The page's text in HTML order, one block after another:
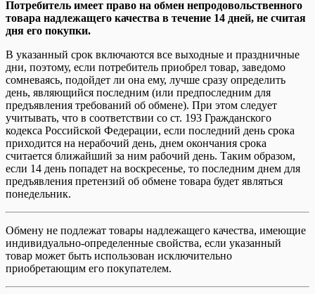
Потребитель имеет право на обмен непродовольственного
товара надлежащего качества в течение 14 дней, не считая
дня его покупки.
В указанный срок включаются все выходные и праздничные
дни, поэтому, если потребитель приобрел товар, заведомо
сомневаясь, подойдет ли она ему, лучше сразу определить
день, являющийся последним (или предпоследним для
предъявления требований об обмене). При этом следует
учитывать, что в соответствии со ст. 193 Гражданского
кодекса Российской Федерации, если последний день срока
приходится на нерабочий день, днем окончания срока
считается ближайший за ним рабочий день. Таким образом,
если 14 день попадет на воскресенье, то последним днем для
предъявления претензий об обмене товара будет являться
понедельник.
Обмену не подлежат товары надлежащего качества, имеющие
индивидуально-определенные свойства, если указанный
товар может быть использован исключительно
приобретающим его покупателем.